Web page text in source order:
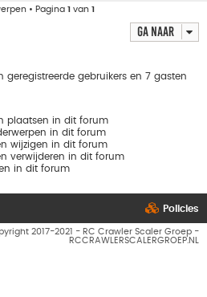
• Pagina 1 van 1
Ga naar
geregistreerde gebruikers en 7 gasten
plaatsen in dit forum
in dit forum
wijzigen in dit forum
verwijderen in dit forum
in dit forum
Policies
2017-2021 - RC Crawler Scaler Groep -
RCCRAWLERSCALERGROEP.NL